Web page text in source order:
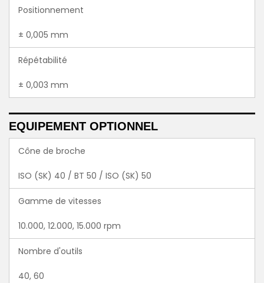
Positionnement
± 0,005 mm
Répétabilité
± 0,003 mm
EQUIPEMENT OPTIONNEL
Cône de broche
ISO (SK) 40 / BT 50 / ISO (SK) 50
Gamme de vitesses
10.000, 12.000, 15.000 rpm
Nombre d'outils
40, 60